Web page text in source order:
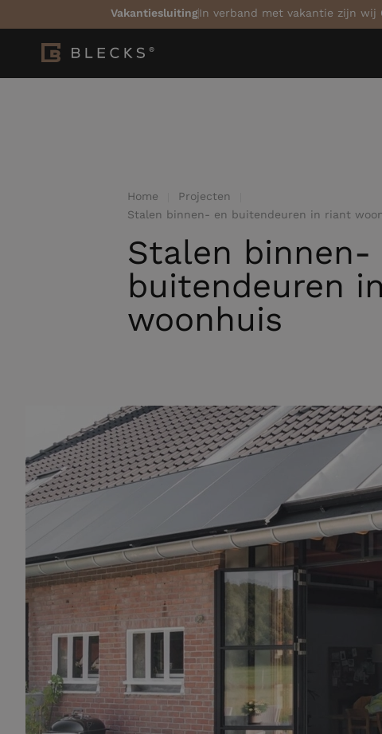
VakantiesluitingIn verband met vakantie zijn wij
Home
Projecten
Stalen binnen- en buitendeuren in riant
Stalen binnen-
buitendeuren
woonhuis